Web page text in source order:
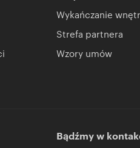
Wykańczanie
Strefa partnera
Wzory umów
Bądźmy w